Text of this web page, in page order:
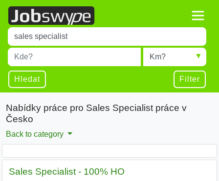
Title
Type 1 or more characters for results.
Místo
Type 1 or more characters for results.
Radius
Hledat Filter
Nabídky práce pro Sales Specialist práce v
Česko
Back to category
Sales Specialist - 100% HO